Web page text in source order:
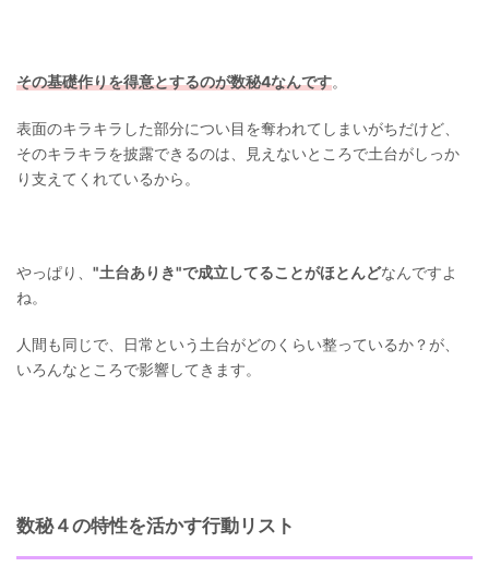
その基礎作りを得意とするのが数秘4なんです。
表面のキラキラした部分につい目を奪われてしまいがちだけど、
そのキラキラを披露できるのは、見えないところで土台がしっか
り支えてくれているから。
やっぱり、 "土台ありき"で成立してることがほとんどなんですよ
ね。
人間も同じで、日常という土台がどのくらい整っているか？が、
いろんなところで影響してきます。
数秘４の特性を活かす行動リスト